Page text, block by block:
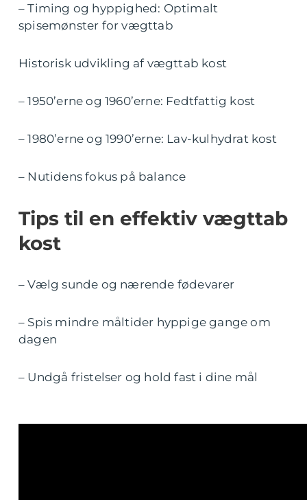
– Timing og hyppighed: Optimalt
spisemønster for vægttab
Historisk udvikling af vægttab kost
– 1950’erne og 1960’erne: Fedtfattig kost
– 1980’erne og 1990’erne: Lav-kulhydrat kost
– Nutidens fokus på balance
Tips til en effektiv vægttab
kost
– Vælg sunde og nærende fødevarer
– Spis mindre måltider hyppige gange om
dagen
– Undgå fristelser og hold fast i dine mål